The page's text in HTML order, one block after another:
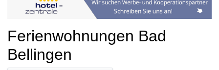
Ferienwohnungen Bad
Bellingen